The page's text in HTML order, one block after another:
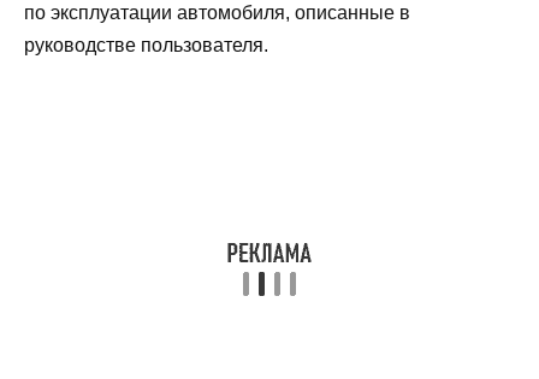
по эксплуатации автомобиля, описанные в
руководстве пользователя.